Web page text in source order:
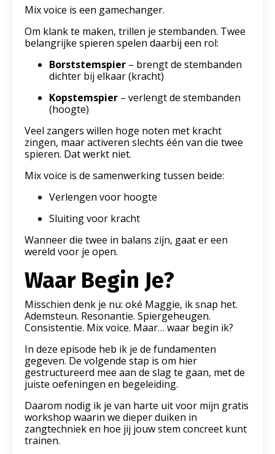
Mix voice is een gamechanger.
Om klank te maken, trillen je stembanden. Twee
belangrijke spieren spelen daarbij een rol:
Borststemspier – brengt de stembanden
dichter bij elkaar (kracht)
Kopstemspier – verlengt de stembanden
(hoogte)
Veel zangers willen hoge noten met kracht
zingen, maar activeren slechts één van die twee
spieren. Dat werkt niet.
Mix voice is de samenwerking tussen beide:
Verlengen voor hoogte
Sluiting voor kracht
Wanneer die twee in balans zijn, gaat er een
wereld voor je open.
Waar Begin Je?
Misschien denk je nu: oké Maggie, ik snap het.
Ademsteun. Resonantie. Spiergeheugen.
Consistentie. Mix voice. Maar… waar begin ik?
In deze episode heb ik je de fundamenten
gegeven. De volgende stap is om hier
gestructureerd mee aan de slag te gaan, met de
juiste oefeningen en begeleiding.
Daarom nodig ik je van harte uit voor mijn gratis
workshop waarin we dieper duiken in
zangtechniek en hoe jij jouw stem concreet kunt
trainen.